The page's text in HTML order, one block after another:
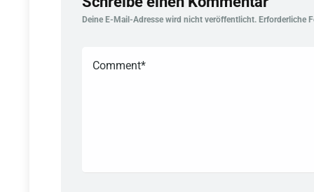
Deine E-Mail-Adresse wird nicht veröffentlicht. Erforderliche